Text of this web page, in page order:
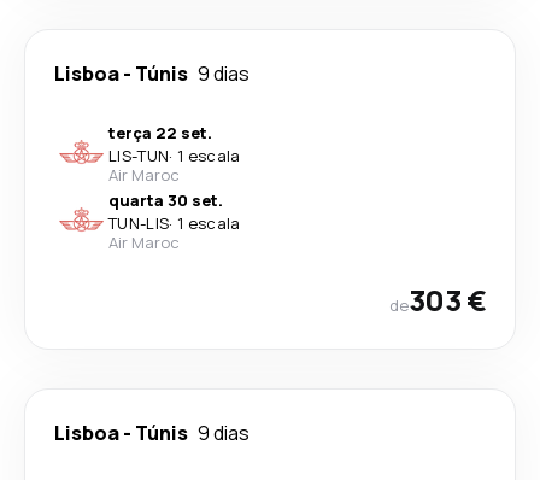
Lisboa- Túnis 9 dias
terça 22 set.
LIS-TUN· 1 escala
Air Maroc
quarta 30 set.
TUN-LIS· 1 escala
Air Maroc
de303 €
Lisboa- Túnis 9 dias